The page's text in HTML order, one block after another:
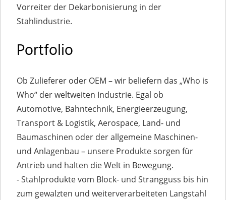
Vorreiter der Dekarbonisierung in der
Stahlindustrie.
Portfolio
Ob Zulieferer oder OEM – wir beliefern das „Who is
Who“ der weltweiten Industrie. Egal ob
Automotive, Bahntechnik, Energieerzeugung,
Transport & Logistik, Aerospace, Land- und
Baumaschinen oder der allgemeine Maschinen-
und Anlagenbau – unsere Produkte sorgen für
Antrieb und halten die Welt in Bewegung.
- Stahlprodukte vom Block- und Strangguss bis hin
zum gewalzten und weiterverarbeiteten Langstahl